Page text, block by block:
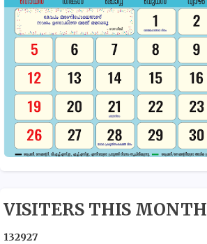
VISITERS THIS MONTH
132927